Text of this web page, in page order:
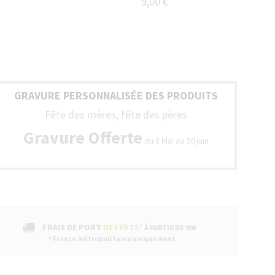
GRAVURE PERSONNALISÉE DES PRODUITS
Fête des mères, fête des pères
Gravure Offerte du 8 Mai au 30 juin
FRAIS DE PORT OFFERTS* À PARTIR DE 99€
* France métropolitaine uniquement